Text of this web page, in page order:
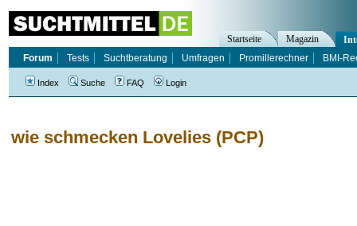
wie schmecken Lovelies (PCP)
Startseite Magazin
Forum
Tests Suchtberatung Umfragen Promillerechner BMI-
Index Suche FAQ Login